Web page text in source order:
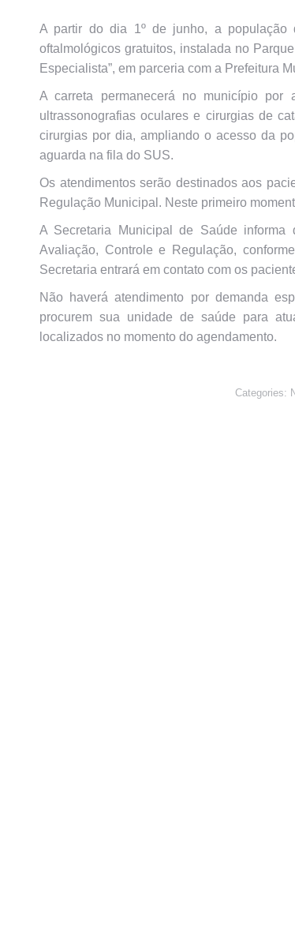
A partir do dia 1º de junho, a população
oftalmológicos gratuitos, instalada no
Especialista”, em parceria com a Prefeitura
A carreta permanecerá no município por
ultrassonografias oculares e cirurgias de
cirurgias por dia, ampliando o acesso da
aguarda na fila do SUS.
Os atendimentos serão destinados aos
Regulação Municipal. Neste primeiro
A Secretaria Municipal de Saúde informa
Avaliação, Controle e Regulação,
Secretaria entrará em contato com os
Não haverá atendimento por demanda
procurem sua unidade de saúde para
localizados no momento do agendamento.
Categories: